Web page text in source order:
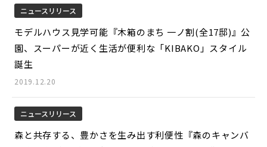
ニュースリリース
モデルハウス見学可能『木箱のまち 一ノ割(全17邸)』公
園、スーパーが近く生活が便利な「KIBAKO」スタイル
誕生
2019.12.20
ニュースリリース
森と共存する、豊かさを生み出す利便性『森のキャンバ